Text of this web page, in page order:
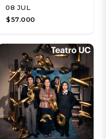
08 JUL
$57.000